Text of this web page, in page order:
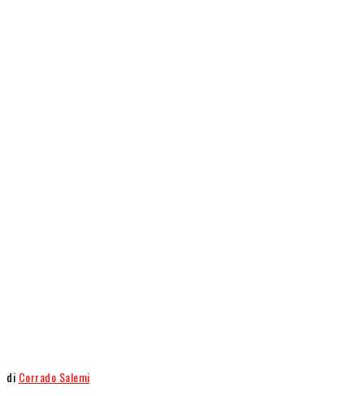
di Corrado Salemi